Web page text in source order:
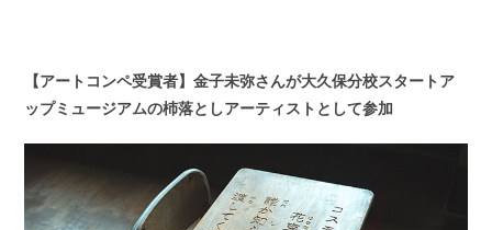
【アートコンペ受賞者】金子未弥さんが大久保分校スタートア
ップミュージアムの杮落としアーティストとして参加